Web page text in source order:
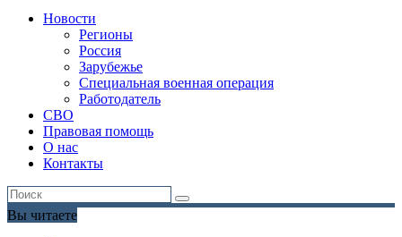
Новости
Регионы
Россия
Зарубежье
Специальная военная операция
Работодатель
СВО
Правовая помощь
О нас
Контакты
Вы читаете